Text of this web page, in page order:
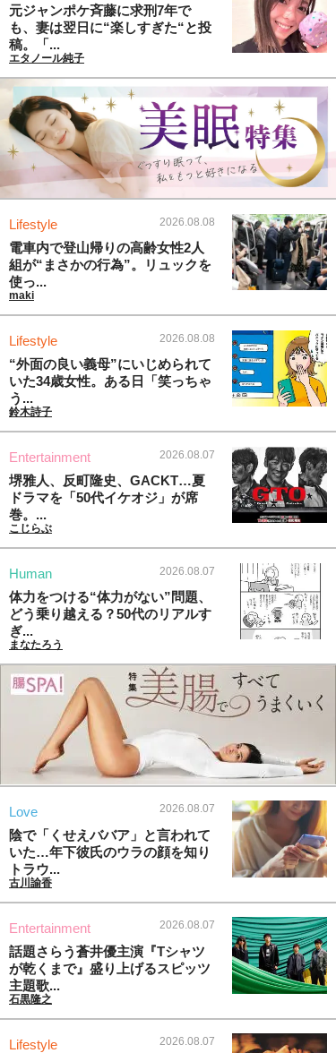
元ジャンポケ斉藤に求刑7年で
も、妻は翌日に“楽しすぎた“と投
稿。「...
エタノール純子
Lifestyle 2026.08.08
電車内で登山帰りの高齢女性2人
組が“まさかの行為”。リュックを
使っ...
maki
Lifestyle 2026.08.08
“外面の良い義母”にいじめられて
いた34歳女性。ある日「笑っちゃ
う...
鈴木詩子
Entertainment 2026.08.07
堺雅人、反町隆史、GACKT…夏
ドラマを「50代イケオジ」が席
巻。...
こじらぶ
Human 2026.08.07
体力をつける“体力がない”問題、
どう乗り越える？50代のリアルす
ぎ...
まなたろう
Love 2026.08.07
陰で「くせえババア」と言われて
いた…年下彼氏のウラの顔を知り
トラウ...
古川諭香
Entertainment 2026.08.07
話題さらう蒼井優主演『Tシャツ
が乾くまで』盛り上げるスピッツ
主題歌...
石黒隆之
Lifestyle 2026.08.07